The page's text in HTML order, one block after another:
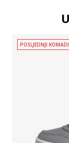
POSLJEDNJI KOMADI